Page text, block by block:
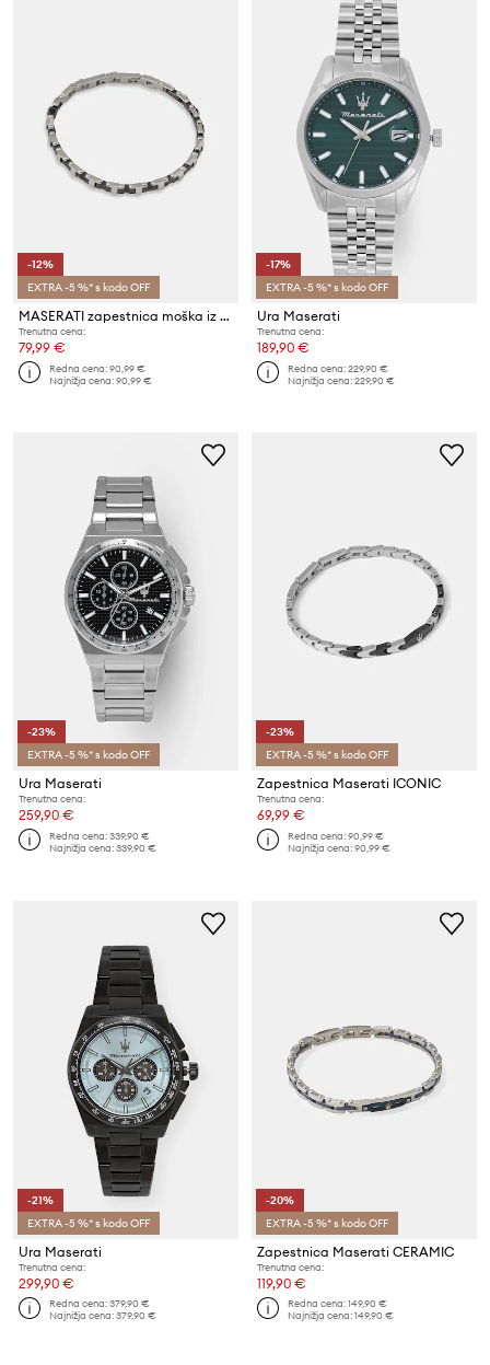
-12%
EXTRA -5 %* s kodo OFF
MASERATI zapestnica moška iz nerjavečega jekla CERAMIC
Trenutna cena:
79,99 €
Redna cena:90,99 €
Najnižja cena:90,99 €
-17%
EXTRA -5 %* s kodo OFF
Ura Maserati
Trenutna cena:
189,90 €
Redna cena:229,90 €
Najnižja cena:229,90 €
-23%
EXTRA -5 %* s kodo OFF
Ura Maserati
Trenutna cena:
259,90 €
Redna cena:339,90 €
Najnižja cena:339,90 €
-23%
EXTRA -5 %* s kodo OFF
Zapestnica Maserati ICONIC
Trenutna cena:
69,99 €
Redna cena:90,99 €
Najnižja cena:90,99 €
-21%
EXTRA -5 %* s kodo OFF
Ura Maserati
Trenutna cena:
299,90 €
Redna cena:379,90 €
Najnižja cena:379,90 €
-20%
EXTRA -5 %* s kodo OFF
Zapestnica Maserati CERAMIC
Trenutna cena:
119,90 €
Redna cena:149,90 €
Najnižja cena:149,90 €